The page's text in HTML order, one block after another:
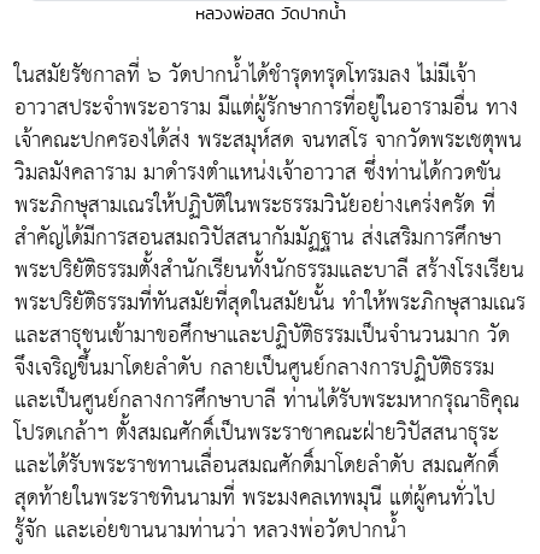
หลวงพ่อสด วัดปากน้ำ
ในสมัยรัชกาลที่ ๖ วัดปากน้ำได้ชำรุดทรุดโทรมลง ไม่มีเจ้า
อาวาสประจำพระอาราม มีแต่ผู้รักษาการที่อยู่ในอารามอื่น ทาง
เจ้าคณะปกครองได้ส่ง พระสมุห์สด จนทสโร จากวัดพระเชตุพน
วิมลมังคลาราม มาดำรงตำแหน่งเจ้าอาวาส ซึ่งท่านได้กวดขัน
พระภิกษุสามเณรให้ปฏิบัติในพระธรรมวินัยอย่างเคร่งครัด ที่
สำคัญได้มีการสอนสมถวิปัสสนากัมมัฏฐาน ส่งเสริมการศึกษา
พระปริยัติธรรมตั้งสำนักเรียนทั้งนักธรรมและบาลี สร้างโรงเรียน
พระปริยัติธรรมที่ทันสมัยที่สุดในสมัยนั้น ทำให้พระภิกษุสามเณร
และสาธุชนเข้ามาขอศึกษาและปฏิบัติธรรมเป็นจำนวนมาก วัด
จึงเจริญขึ้นมาโดยลำดับ กลายเป็นศูนย์กลางการปฏิบัติธรรม
และเป็นศูนย์กลางการศึกษาบาลี ท่านได้รับพระมหากรุณาธิคุณ
โปรดเกล้าฯ ตั้งสมณศักดิ์เป็นพระราชาคณะฝ่ายวิปัสสนาธุระ
และได้รับพระราชทานเลื่อนสมณศักดิ์มาโดยลำดับ สมณศักดิ์
สุดท้ายในพระราชทินนามที่ พระมงคลเทพมุนี แต่ผู้คนทั่วไป
รู้จัก และเอ่ยขานนามท่านว่า หลวงพ่อวัดปากน้ำ